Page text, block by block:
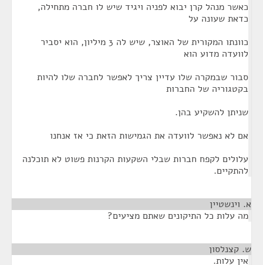
כאשר מנהל קרן יבוא לפניה ויגיד שיש לו חברה מתחילה,
כדאת שעונה על
כוונתו המקורית של האוצר, שיש לה 3 מיליון, הוא יסביר
לוועדה מדוע הוא
סבור שבמקרה שלו עדיין צריך לאפשר לחברה שלו להיות
בקטגוריה של החברות
שניתן להשקיע בהן.
אם לא נאפשר לוועדה את הגמישות הזאת כי אז אנחנו
עלולים לקפח חברות שבלי השקעות הקרנות פשוט לא תוכלנה
להתקיים.
א. וינשטיין
מה עלות כל התיקונים שאתם מציעים?
ש. קצנלסון
אין עלות.